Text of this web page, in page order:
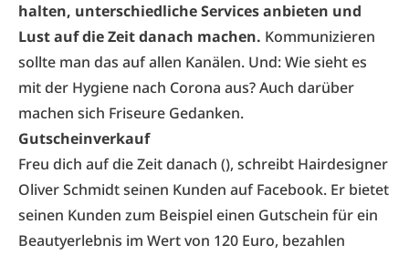
halten, unterschiedliche Services anbieten und
Lust auf die Zeit danach machen. Kommunizieren
sollte man das auf allen Kanälen. Und: Wie sieht es
mit der Hygiene nach Corona aus? Auch darüber
machen sich Friseure Gedanken.
Gutscheinverkauf
Freu dich auf die Zeit danach (), schreibt Hairdesigner
Oliver Schmidtseinen Kunden auf Facebook. Er bietet
seinen Kunden zum Beispiel einen Gutschein für ein
Beautyerlebnis im Wert von 120 Euro, bezahlen